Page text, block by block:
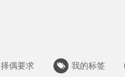
择偶要求 我的标签